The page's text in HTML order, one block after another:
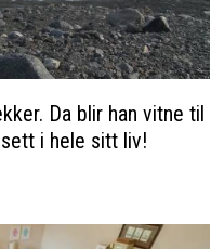
Da blir han vitne til
i hele sitt liv!